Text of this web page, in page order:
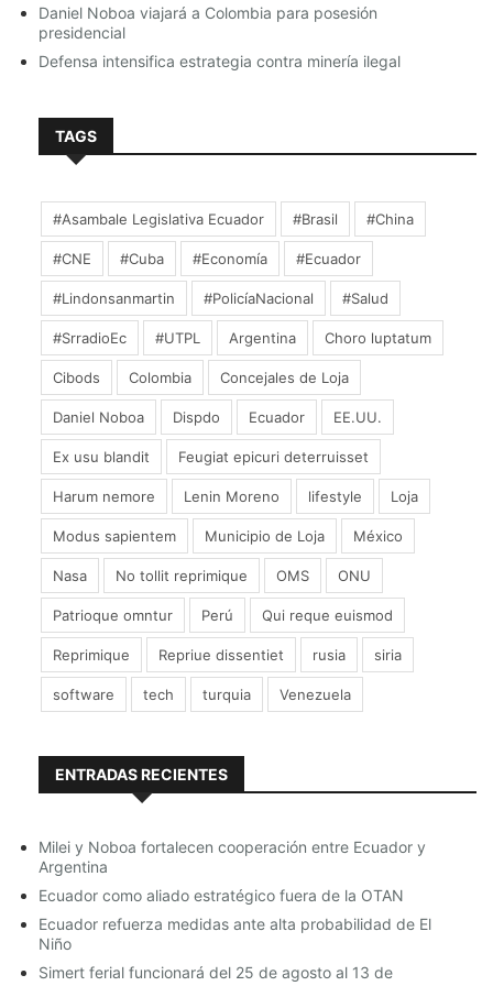
summo impedit reprehendunt, dolorem delicatissimi
vim te.
Daniel Noboa viajará a Colombia para posesión
presidencial
Defensa intensifica estrategia contra minería ilegal
TAGS
#Asambale Legislativa Ecuador #Brasil #China
#CNE #Cuba #Economía #Ecuador
#Lindonsanmartin #PolicíaNacional #Salud
#SrradioEc #UTPL Argentina Choro luptatum
Cibods Colombia Concejales de Loja
Daniel Noboa Dispdo Ecuador EE.UU.
Ex usu blandit Feugiat epicuri deterruisset
Harum nemore Lenin Moreno lifestyle Loja
Modus sapientem Municipio de Loja México
Nasa No tollit reprimique OMS ONU
Patrioque omntur Perú Qui reque euismod
Reprimique Repriue dissentiet rusia siria
software tech turquia Venezuela
ENTRADAS RECIENTES
Milei y Noboa fortalecen cooperación entre Ecuador y
Argentina
Ecuador como aliado estratégico fuera de la OTAN
Ecuador refuerza medidas ante alta probabilidad de El
Niño
Simert ferial funcionará del 25 de agosto al 13 de